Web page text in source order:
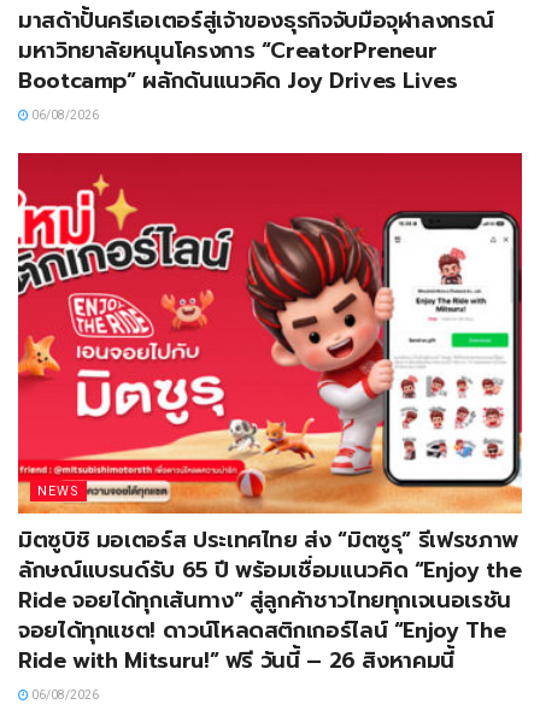
มาสด้าปั้นครีเอเตอร์สู่เจ้าของธุรกิจจับมือจุฬาลงกรณ์
มหาวิทยาลัยหนุนโครงการ “CreatorPreneur
Bootcamp” ผลักดันแนวคิด Joy Drives Lives
06/08/2026
NEWS
มิตซูบิชิ มอเตอร์ส ประเทศไทย ส่ง “มิตซูรุ” รีเฟรชภาพ
ลักษณ์แบรนด์รับ 65 ปี พร้อมเชื่อมแนวคิด “Enjoy the
Ride จอยได้ทุกเส้นทาง” สู่ลูกค้าชาวไทยทุกเจเนอเรชัน
จอยได้ทุกแชต! ดาวน์โหลดสติกเกอร์ไลน์ “Enjoy The
Ride with Mitsuru!” ฟรี วันนี้ – 26 สิงหาคมนี้
06/08/2026